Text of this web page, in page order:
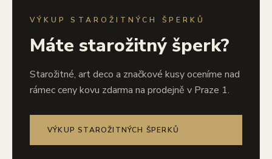
VÝKUP STAROŽITNÝCH ŠPERKŮ
Máte starožitný šperk?
Starožitné, art deco a značkové kusy oceníme nad
rámec ceny kovu zdarma na prodejně v Praze 1.
VÝKUP STAROŽITNÝCH ŠPERKŮ